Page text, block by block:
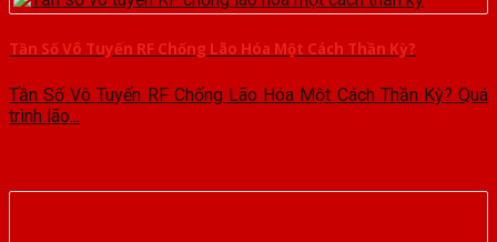
Tần Số Vô Tuyến RF Chống Lão Hóa Một Cách Thần Kỳ?
Tần Số Vô Tuyến RF Chống Lão Hóa Một Cách Thần Kỳ? Quá
trình lão...